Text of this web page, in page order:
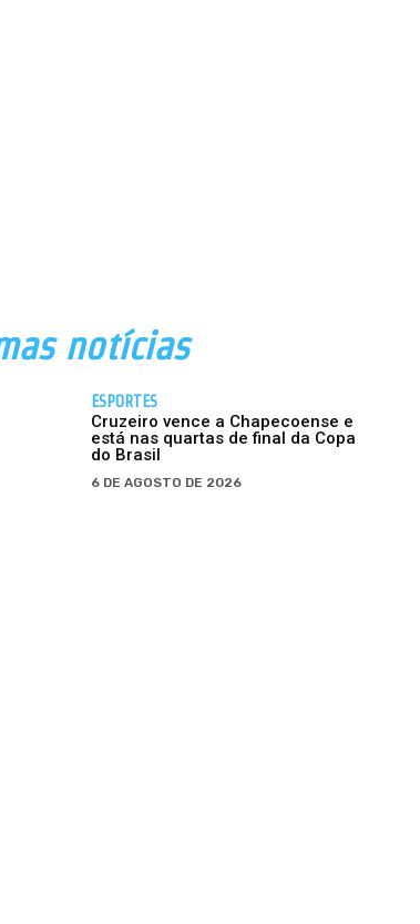
notícias
ESPORTES
Cruzeiro vence a Chapecoense e
está nas quartas de final da Copa
do Brasil
6 DE AGOSTO DE 2026